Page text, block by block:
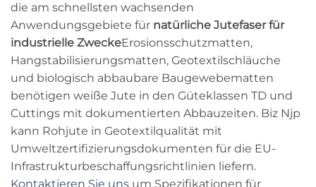
die am schnellsten wachsenden
Anwendungsgebiete für natürliche Jutefaser für
industrielle ZweckeErosionsschutzmatten,
Hangstabilisierungsmatten, Geotextilschläuche
und biologisch abbaubare Baugewebematten
benötigen weiße Jute in den Güteklassen TD und
Cuttings mit dokumentierten Abbauzeiten. Biz Njp
kann Rohjute in Geotextilqualität mit
Umweltzertifizierungsdokumenten für die EU-
Infrastrukturbeschaffungsrichtlinien liefern.
Kontaktieren Sie uns um Spezifikationen für